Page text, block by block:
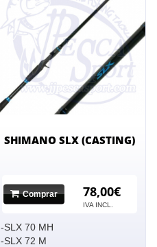
SHIMANO SLX (CASTING)
Comprar 78,00€
IVA INCL.
-SLX 70 MH
-SLX 72 M